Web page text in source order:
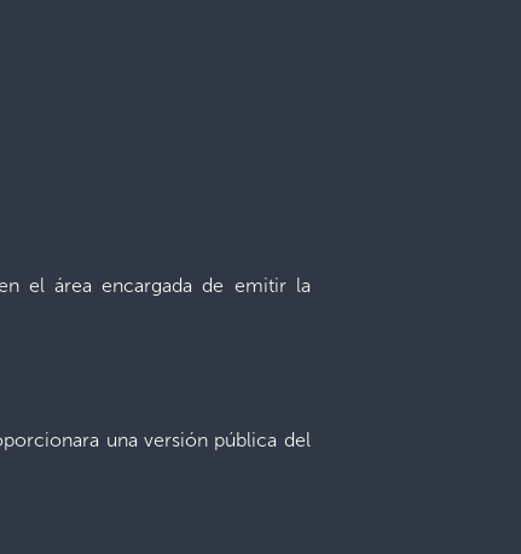
el área encargada de emitir la
una versión pública del